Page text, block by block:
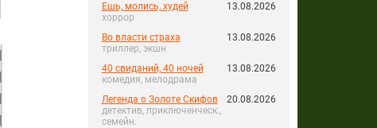
Ешь, молись, худей
хоррор
13.08.2026
Во власти страха
триллер, экшн
13.08.2026
40 свиданий, 40 ночей
комедия, мелодрама
13.08.2026
Легенда о Золоте Скифов
детектив, приключенческ.,
семейн.
20.08.2026